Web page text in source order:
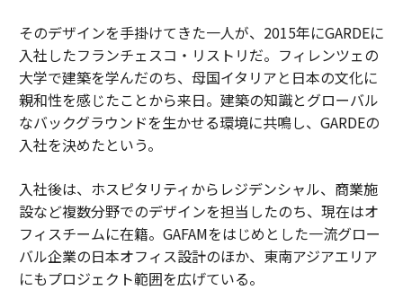
そのデザインを手掛けてきた一人が、2015年にGARDEに
入社したフランチェスコ・リストリだ。フィレンツェの
大学で建築を学んだのち、母国イタリアと日本の文化に
親和性を感じたことから来日。建築の知識とグローバル
なバックグラウンドを生かせる環境に共鳴し、GARDEの
入社を決めたという。
入社後は、ホスピタリティからレジデンシャル、商業施
設など複数分野でのデザインを担当したのち、現在はオ
フィスチームに在籍。GAFAMをはじめとした一流グロー
バル企業の日本オフィス設計のほか、東南アジアエリア
にもプロジェクト範囲を広げている。